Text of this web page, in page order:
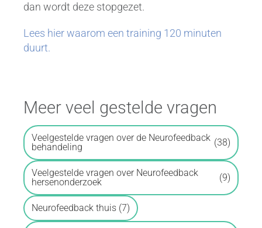
dan wordt deze stopgezet.
Lees hier waarom een training 120 minuten
duurt.
Meer veel gestelde vragen
Veelgestelde vragen over de Neurofeedback
behandeling
(38)
Veelgestelde vragen over Neurofeedback
hersenonderzoek
(9)
Neurofeedback thuis (7)